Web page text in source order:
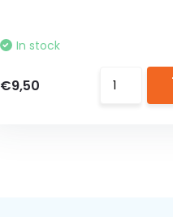
In stock
€9,50